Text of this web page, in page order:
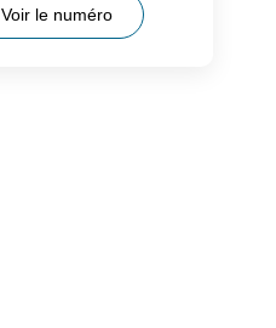
Voir le numéro